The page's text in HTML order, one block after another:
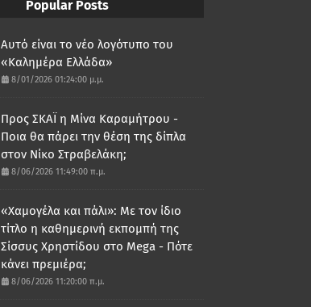
Popular Posts
Αυτό είναι το νέο λογότυπο του
«Καλημέρα Ελλάδα»
8/01/2026 01:24:00 μ.μ.
Προς ΣΚΑΪ η Μίνα Καραμήτρου -
Ποια θα πάρει την θέση της δίπλα
στον Νίκο Στραβελάκη;
8/06/2026 11:49:00 π.μ.
«Χαμογέλα και πάλι»: Με τον ίδιο
τίτλο η καθημερινή εκπομπή της
Σίσσυς Χρηστίδου στο Mega - Πότε
κάνει πρεμιέρα;
8/06/2026 11:20:00 π.μ.